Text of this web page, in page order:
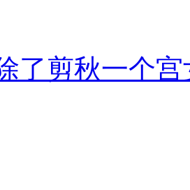
了剪秋一个